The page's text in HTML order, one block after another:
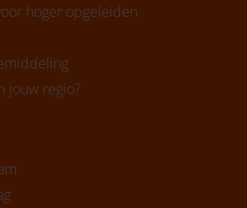
hoger opgeleiden
jouw regio?